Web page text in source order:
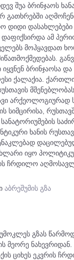
შუა ბრინჯაოს
გათხრებში
დასახლებები
ამ
მოჰყავდათ
ბრინჯაოსა და
ქალაქია.
სიმცირისა,
ხანის
იყო
ჩრდილო
აბრეშუმის გზა
გზას
მეორე
ციხეს ეკვრის